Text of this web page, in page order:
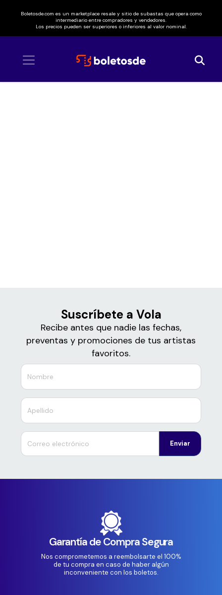
Boletosde.com es un marketplace resale y sitio de subastas que opera como
intermediario entre compradores y vendedores.
Los precios pueden ser superiores o inferiores al valor nominal.
Suscríbete a Vola
Recibe antes que nadie las fechas,
preventas y promociones de tus artistas
favoritos.
Enviar
Garantía de Compra Segura
Nos comprometemos a reembolsarte el 100%
de tu compra en caso de haber algún
inconveniente con los boletos.